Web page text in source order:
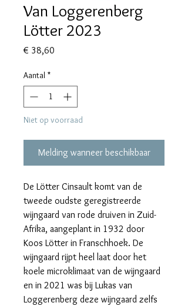
Van Loggerenberg
Lötter 2023
€ 38,60
Aantal *
Niet op voorraad
Melding wanneer beschikbaar
De Lötter Cinsault komt van de
tweede oudste geregistreerde
wijngaard van rode druiven in Zuid-
Afrika, aangeplant in 1932 door
Koos Lötter in Franschhoek. De
wijngaard rijpt heel laat door het
koele microklimaat van de wijngaard
en in 2021 was bij Lukas van
Loggerenberg deze wijngaard zelfs